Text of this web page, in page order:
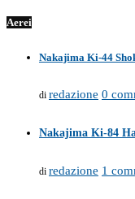
Aerei
Nakajima Ki-44
di redazione 0
Nakajima Ki-84
di redazione 1